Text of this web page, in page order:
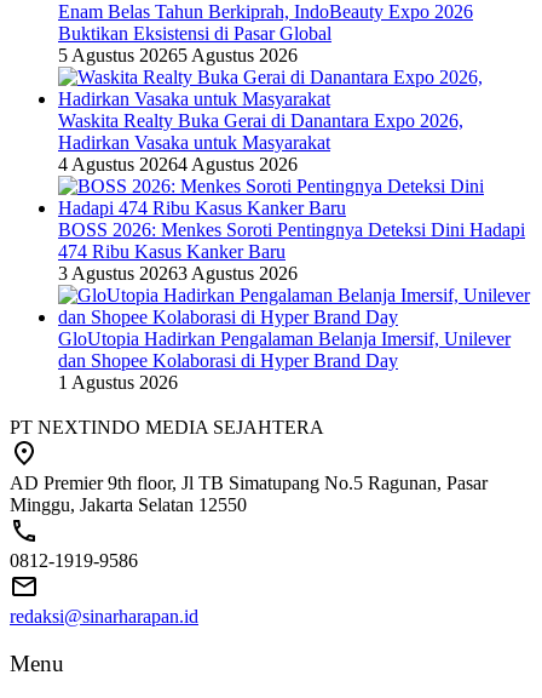
Enam Belas Tahun Berkiprah, IndoBeauty Expo 2026
Buktikan Eksistensi di Pasar Global
5 Agustus 20265 Agustus 2026
Waskita Realty Buka Gerai di Danantara Expo 2026,
Hadirkan Vasaka untuk Masyarakat
4 Agustus 20264 Agustus 2026
BOSS 2026: Menkes Soroti Pentingnya Deteksi Dini Hadapi
474 Ribu Kasus Kanker Baru
3 Agustus 20263 Agustus 2026
GloUtopia Hadirkan Pengalaman Belanja Imersif, Unilever
dan Shopee Kolaborasi di Hyper Brand Day
1 Agustus 2026
PT NEXTINDO MEDIA SEJAHTERA
AD Premier 9th floor, Jl TB Simatupang No.5 Ragunan, Pasar
Minggu, Jakarta Selatan 12550
0812-1919-9586
redaksi@sinarharapan.id
Menu